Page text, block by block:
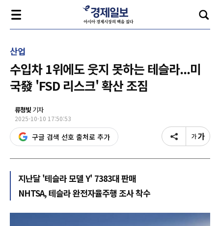
산업
수입차 1위에도 웃지 못하는 테슬라...미
국發 'FSD 리스크' 확산 조짐
류청빛 기자
2025-10-10 17:50:53
구글 검색 선호 출처로 추가
지난달 '테슬라 모델 Y' 7383대 판매
NHTSA, 테슬라 완전자율주행 조사 착수